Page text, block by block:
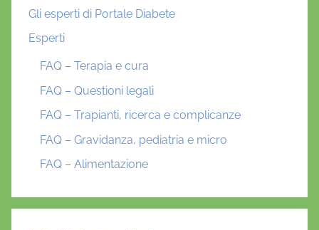
Gli esperti di Portale Diabete
Esperti
FAQ – Terapia e cura
FAQ – Questioni legali
FAQ – Trapianti, ricerca e complicanze
FAQ – Gravidanza, pediatria e micro
FAQ – Alimentazione